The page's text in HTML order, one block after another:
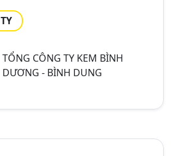
TỔNG CÔNG TY KEM BÌNH
DƯƠNG - BÌNH DUNG